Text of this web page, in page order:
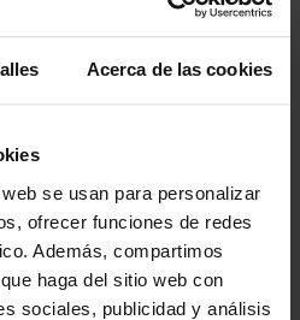
Acerca de las cookies
se usan para personalizar
ofrecer funciones de redes
Además, compartimos
haga del sitio web con
sociales, publicidad y análisis
sepa qué hacer de cara a
en todo momento la
siempre hemos recomendado que
asesoramiento especializado
fiscal y en Asefarma puede